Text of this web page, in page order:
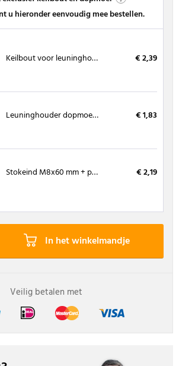
u hieronder eenvoudig mee bestellen.
Keilbout voor leuninghouders M8 € 2,39
Leuninghouder dopmoer M8 zilver € 1,83
Stokeind M8x60 mm + plug 10x50 mm € 2,19
In het winkelmandje
Veilig betalen met